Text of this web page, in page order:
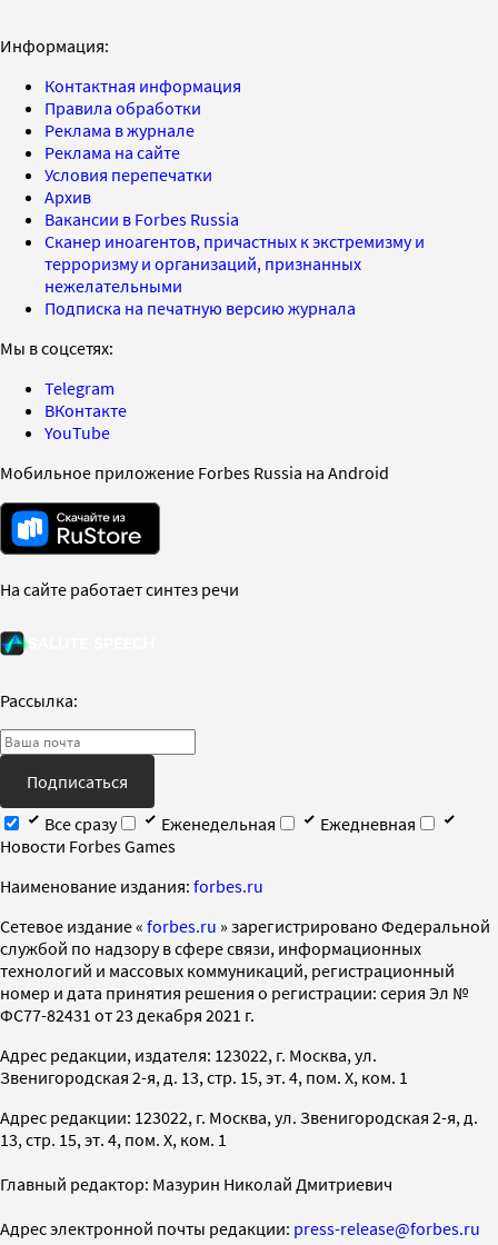
Информация:
Контактная информация
Правила обработки
Реклама в журнале
Реклама на сайте
Условия перепечатки
Архив
Вакансии в Forbes Russia
Сканер иноагентов, причастных к экстремизму и
терроризму и организаций, признанных
нежелательными
Подписка на печатную версию журнала
Мы в соцсетях:
Telegram
ВКонтакте
YouTube
Мобильное приложение Forbes Russia на Android
На сайте работает синтез речи
Рассылка:
Подписаться
Все сразу
Еженедельная
Ежедневная
Новости Forbes Games
Наименование издания: forbes.ru
Cетевое издание « forbes.ru » зарегистрировано Федеральной
службой по надзору в сфере связи, информационных
технологий и массовых коммуникаций, регистрационный
номер и дата принятия решения о регистрации: серия Эл №
ФС77-82431 от 23 декабря 2021 г.
Адрес редакции, издателя: 123022, г. Москва, ул.
Звенигородская 2-я, д. 13, стр. 15, эт. 4, пом. X, ком. 1
Адрес редакции: 123022, г. Москва, ул. Звенигородская 2-я, д.
13, стр. 15, эт. 4, пом. X, ком. 1
Главный редактор: Мазурин Николай Дмитриевич
Адрес электронной почты редакции: press-release@forbes.ru